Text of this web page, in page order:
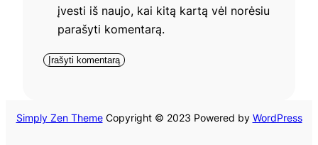
įvesti iš naujo, kai kitą kartą vėl norėsiu
parašyti komentarą.
Simply Zen ThemeCopyright © 2023 Powered by WordPress